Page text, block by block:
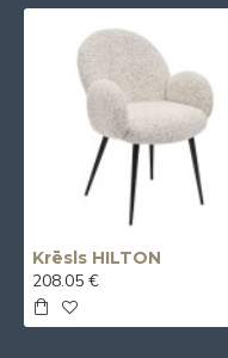
Krēsls HILTON
208.05 €